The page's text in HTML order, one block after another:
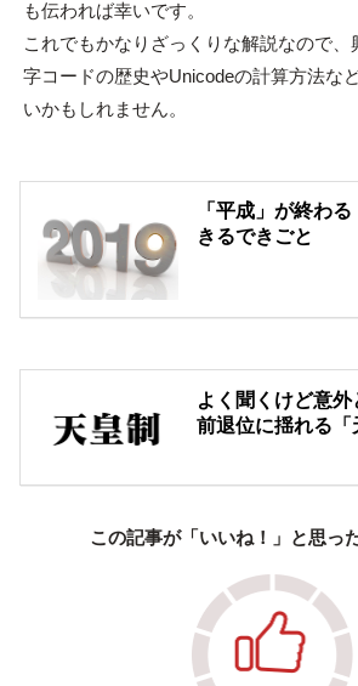
も伝われば幸いです。
これでもかなりざっくりな解説なので、
字コードの歴史やUnicodeの計算方法な
いかもしれません。
「平成」が終わ
きるできごと
よく聞くけど意
前退位に揺れる
この記事が「いいね！」と思っ